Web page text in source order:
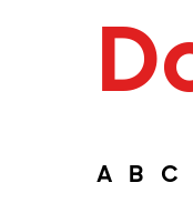
A B C